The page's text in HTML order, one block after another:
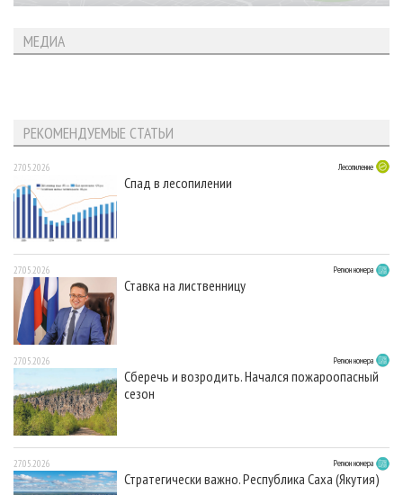
МЕДИА
РЕКОМЕНДУЕМЫЕ СТАТЬИ
27.05.2026 Лесопиление
Спад в лесопилении
27.05.2026 Регион номера
Ставка на лиственницу
27.05.2026 Регион номера
Сберечь и возродить. Начался пожароопасный
сезон
27.05.2026 Регион номера
Стратегически важно. Республика Саха (Якутия)